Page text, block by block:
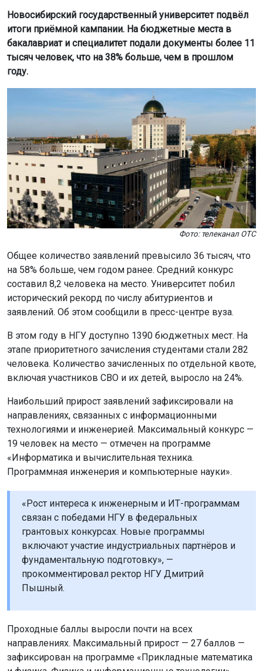
Новосибирский государственный университет подвёл
итоги приёмной кампании. На бюджетные места в
бакалавриат и специалитет подали документы более 11
тысяч человек, что на 38% больше, чем в прошлом
году.
Фото: телеканал ОТС
Общее количество заявлений превысило 36 тысяч, что
на 58% больше, чем годом ранее. Средний конкурс
составил 8,2 человека на место. Университет побил
исторический рекорд по числу абитуриентов и
заявлений. Об этом сообщили в пресс-центре вуза.
В этом году в НГУ доступно 1390 бюджетных мест. На
этапе приоритетного зачисления студентами стали 282
человека. Количество зачисленных по отдельной квоте,
включая участников СВО и их детей, выросло на 24%.
Наибольший прирост заявлений зафиксировали на
направлениях, связанных с информационными
технологиями и инженерией. Максимальный конкурс —
19 человек на место — отмечен на программе
«Информатика и вычислительная техника.
Программная инженерия и компьютерные науки».
«Рост интереса к инженерным и ИТ-программам
связан с победами НГУ в федеральных
грантовых конкурсах. Новые программы
включают участие индустриальных партнёров и
фундаментальную подготовку», —
прокомментировал ректор НГУ Дмитрий
Пышный.
Проходные баллы выросли почти на всех
направлениях. Максимальный прирост — 27 баллов —
зафиксирован на программе «Прикладные математика